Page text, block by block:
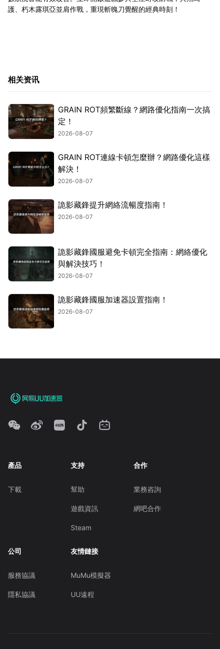
護、朽木露琪亞並肩作戰，重現斬魄刀覺醒的經典時刻！
相关资讯
GRAIN ROT頻繁斷線？網路優化指南一次搞
定！
2026-08-07
GRAIN ROT連線卡頓怎麼辦？網路優化這樣
解決！
2026-08-07
詭影藏鋒提升網絡流暢度指南！
2026-08-07
詭影藏鋒國服避免卡頓完全指南：網絡優化
與解決技巧！
2026-08-07
詭影藏鋒國服加速器設置指南！
2026-08-07
產品
下載
支持
幫助
遊戲資訊
Steam
合作
業務咨詢
網吧合作
公司
服務協議
隱私協議
友情鏈接
MuMu模擬器
UU遠程